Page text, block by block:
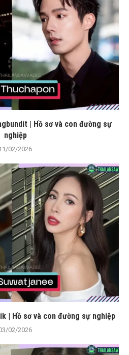
| Hồ sơ và con đường sự
nghiệp
02/2026
| Hồ sơ và con đường sự nghiệp
02/2026